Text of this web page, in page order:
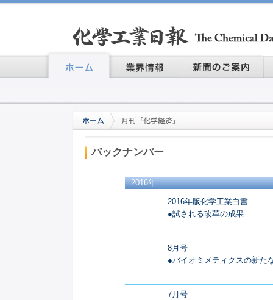
バックナンバー
2016年
2016年版化学工業白書
●試される改革の成果
8月号
●バイオミメティクスの新た
7月号